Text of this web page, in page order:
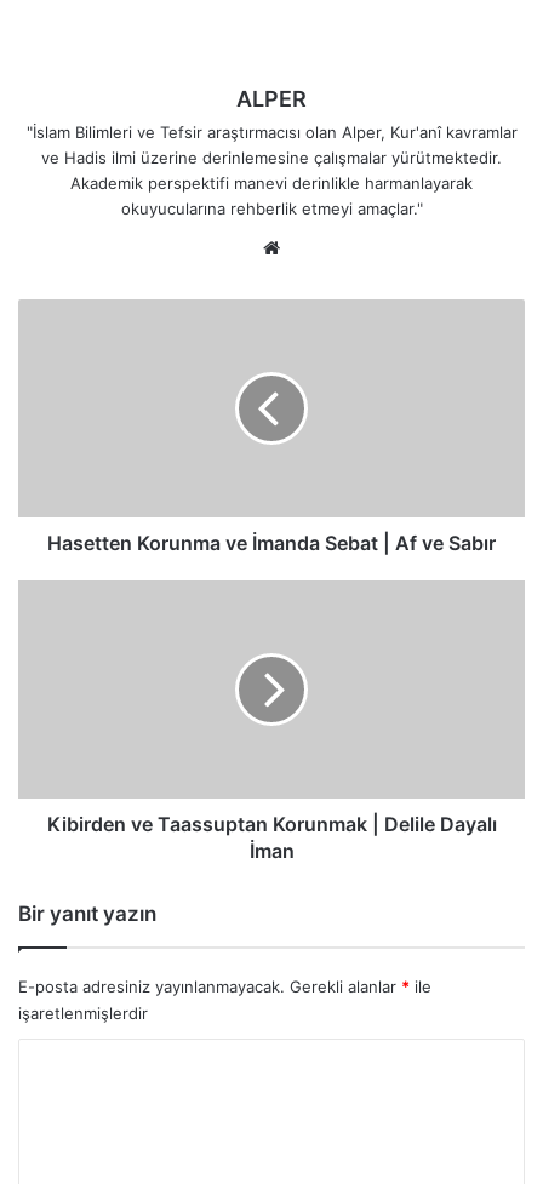
ALPER
"İslam Bilimleri ve Tefsir araştırmacısı olan Alper, Kur'anî kavramlar
ve Hadis ilmi üzerine derinlemesine çalışmalar yürütmektedir.
Akademik perspektifi manevi derinlikle harmanlayarak
okuyucularına rehberlik etmeyi amaçlar."
Sabır
Hasetten Korunma ve İmanda Sebat | Af ve Sabır
Kibirden ve Taassuptan Korunmak | Delile Dayalı
İman
Bir yanıt yazın
E-posta adresiniz yayınlanmayacak. Gerekli alanlar * ile
işaretlenmişlerdir